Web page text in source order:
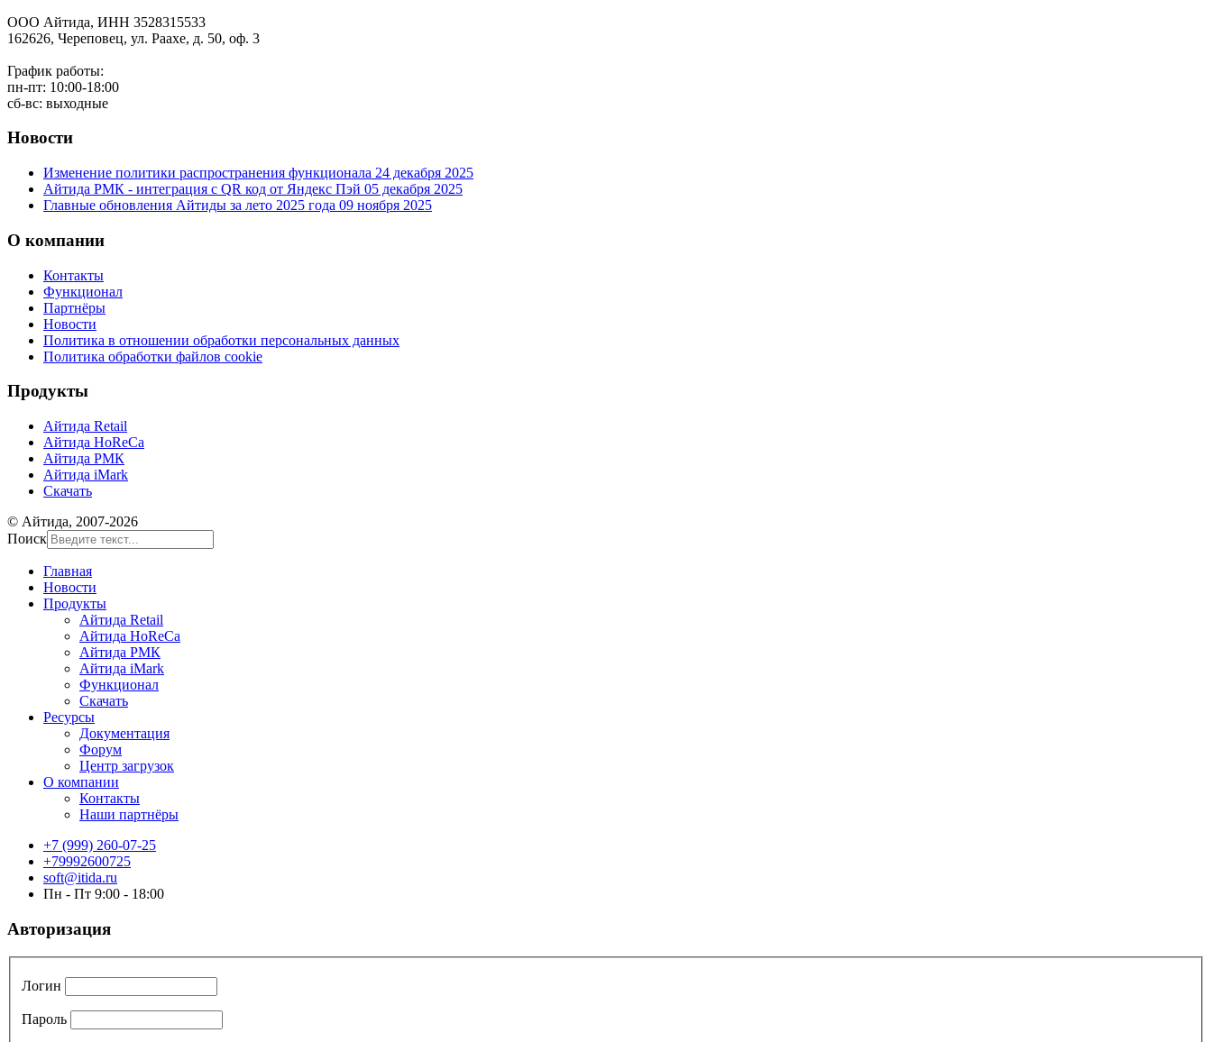
ООО Айтида, ИНН 3528315533
162626, Череповец, ул. Раахе, д. 50, оф. 3
График работы:
пн-пт: 10:00-18:00
сб-вс: выходные
Новости
Изменение политики распространения функционала 24 декабря 2025
Айтида РМК - интеграция с QR код от Яндекс Пэй 05 декабря 2025
Главные обновления Айтиды за лето 2025 года 09 ноября 2025
О компании
Контакты
Функционал
Партнёры
Новости
Политика в отношении обработки персональных данных
Политика обработки файлов cookie
Продукты
Айтида Retail
Айтида HoReCa
Айтида РМК
Айтида iMark
Скачать
© Айтида, 2007-2026
Поиск
Главная
Новости
Продукты
Айтида Retail
Айтида HoReCa
Айтида РМК
Айтида iMark
Функционал
Скачать
Ресурсы
Документация
Форум
Центр загрузок
О компании
Контакты
Наши партнёры
+7 (999) 260-07-25
+79992600725
soft@itida.ru
Пн - Пт 9:00 - 18:00
Авторизация
Логин
Пароль